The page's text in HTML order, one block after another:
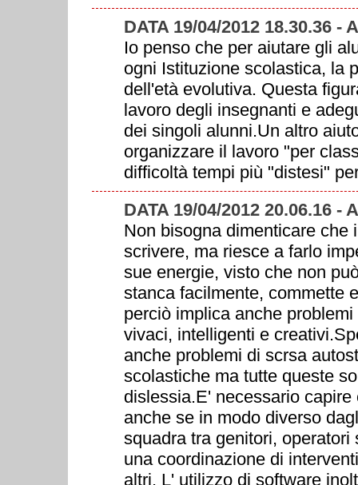
DATA 19/04/2012 18.30.36 -
Io penso che per aiutare gli
ogni Istituzione scolastica, la
dell'età evolutiva. Questa
lavoro degli insegnanti e
dei singoli alunni.Un altro
organizzare il lavoro "per
difficoltà tempi più "distesi"
DATA 19/04/2012 20.06.16 -
Non bisogna dimenticare che
scrivere, ma riesce a farlo
sue energie, visto che non
stanca facilmente, commette
perciò implica anche
vivaci, intelligenti e
anche problemi di scrsa
scolastiche ma tutte queste
dislessia.E' necessario
anche se in modo diverso
squadra tra genitori,
una coordinazione di
altri. L' utilizzo di software